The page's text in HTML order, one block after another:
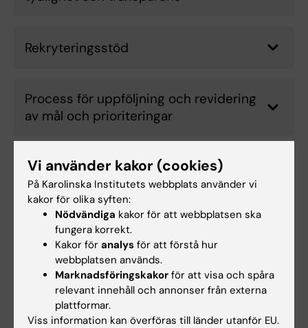
Rekryteringsstöd
Process för uppföljning och revidering
av mål och prioriteringar
Prioriterade utvecklingsområden
Utveckla en sammanhållen
kommunikation om KI:s erbjudande
inom utbildning
Rekrytera bredare
Vi använder kakor (cookies)
På Karolinska Institutets webbplats använder vi
kakor för olika syften:
Nödvändiga kakor för att webbplatsen ska
fungera korrekt.
Kakor för analys för att förstå hur
webbplatsen används.
Marknadsföringskakor för att visa och spåra
relevant innehåll och annonser från externa
plattformar.
Viss information kan överföras till länder utanför EU.